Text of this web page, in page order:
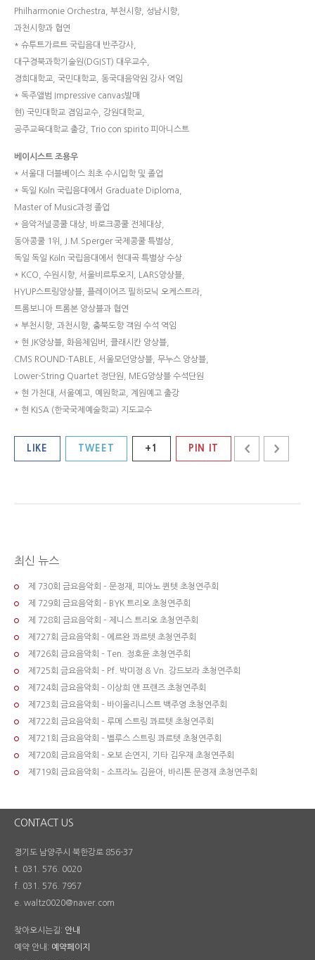
Philharmonie Orchestra, 부천시향, 성남시향,
과천시향과 협연
* 슈투트가르트 국립음대 반주강사,
대구경북과학기술원(DGIST) 대우교수,
경희대학교, 국민대학교, 동국대음악원 강사 역임
* 독주앨범 Impressive canvas발매
현) 국민대학교 겸임교수, 강원대학교,
공주교육대학교 출강, Trio con spirito 피아니스트
베이시스트 조용우
* 서울대 더블베이스 최초 수시입학 및 졸업
* 독일 Köln 국립음대에서 Graduate Diploma,
Master of Music과정 졸업
* 음악저널콩쿨 대상, 바로크콩쿨 전체대상,
동아콩쿨 1위, J.M.Sperger 국제콩쿨 특별상,
독일 독일 Köln 국립음대에서 현대곡 특별상 수상
* KCO, 수원시향, 서울비르투오지, LARS앙상블,
HYUP스트링앙상블, 플레이어즈 필하모닉 오케스트라,
트롬보니아 트롬본 앙상블과 협연
* 부천시향, 과천시향, 충북도향 객원 수석 역임
* 현 JK앙상블, 화음체임버, 클래시칸 앙상블,
CMS ROUND-TABLE, 서울모던앙상블, 무누스 앙상블,
Lower-String Quartet 정단원, MEG앙상블 수석단원
​​* 현 가천대, 서울예고, 예원학교, 계원예고 출강
* 현 KISA (한국국제예술학교) 지도교수
LIKE TWEET +1 PIN IT
최신 뉴스
제 730회 금요음악회 – 문정재, 피아노 퀸텟 초청연주회
제 729회 금요음악회 – BYK 트리오 초청연주회
제 728회 금요음악회 – 제니스 트리오 초청연주회
제727회 금요음악회 – 에르완 콰르텟 초청연주회
제726회 금요음악회 – Ten. 정호윤 초청연주회
제725회 금요음악회 – Pf. 박미정 & Vn. 강드보라 초청연주회
제724회 금요음악회 – 이상희 앤 프랜즈 초청연주회
제723회 금요음악회 – 바이올리니스트 백주영 초청연주회
제722회 금요음악회 – 루메 스트링 콰르텟 초청연주회
제721회 금요음악회 – 벨루스 스트링 콰르텟 초청연주회
제720회 금요음악회 – 오보 손연지, 기타 김우재 초청연주회
제719회 금요음악회 – 소프라노 김윤아, 바리톤 문경재 초청연주회
CONTACT US
경기도 남양주시 북한강로 856-37
t. 031. 576. 0020
f. 031. 576. 7957
e. waltz0020@naver.com
찾아오시는길: 안내
예약 안내: 예약페이지